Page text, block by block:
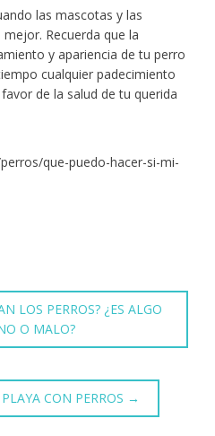
las mascotas y las
Recuerda que la
y apariencia de tu perro
cualquier padecimiento
de la salud de tu querida
que-puedo-hacer-si-mi-
LOS PERROS? ¿ES ALGO
O MALO?
CON PERROS →